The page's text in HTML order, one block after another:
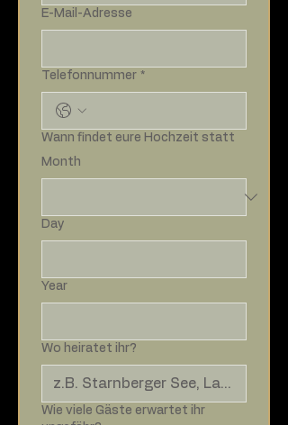
E-Mail-Adresse
Telefonnummer *
Wann findet eure Hochzeit statt
Month
Day
Year
Wo heiratet ihr?
Wie viele Gäste erwartet ihr